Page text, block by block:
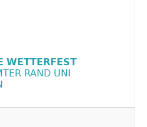
WETTERFEST
RAND UNI